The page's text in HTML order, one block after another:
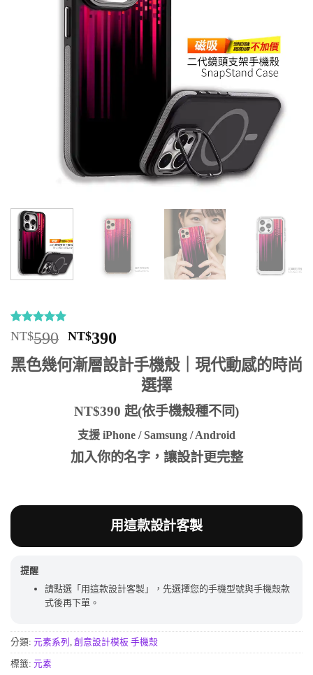
評分4.88
/ 5，已有
17
位顧客進
行評分
NT$590 原
始
價
NT$590。
NT$390
前
價
格：
NT$390。
黑色幾何漸層設計手機殼｜現代動感的時尚
選擇
NT$390 起(依手機殼種不同)
支援 iPhone / Samsung / Android
加入你的名字，讓設計更完整
用這款設計客製
提醒
請點選「用這款設計客製」，先選擇您的手機型號與手機殼款
式後再下單。
分類: 元素系列 創意設計模板 手機殼
標籤: 元素